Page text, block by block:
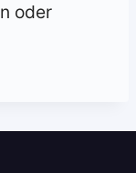
oder